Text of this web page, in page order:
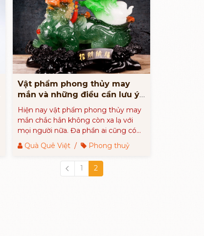
Vật phẩm phong thủy may
mắn và những điều cần lưu ý
khi sử dụng
Hiện nay vật phẩm phong thủy may
mắn chắc hẳn không còn xa lạ với
mọi người nữa. Đa phần ai cũng có
riêng cho mình một vật phẩm phong
thủy và đặc biệt là những người làm
kinh doanh thì càng sử dụng nhiều
Quà Quê Việt / Phong thuỷ
1 2